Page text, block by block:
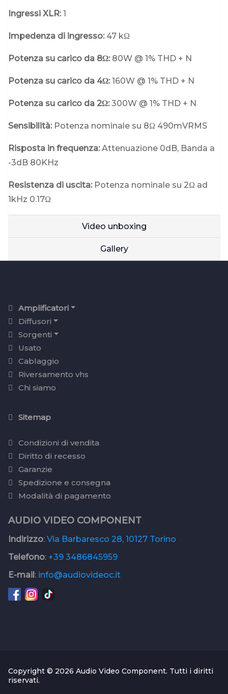
Ingressi XLR:1
Impedenza di ingresso: 47 kΩ
Potenza su carico da 8Ω: 80W @ 1% THD + N
Potenza su carico da 4Ω:160W @ 1% THD + N
Potenza su carico da 2Ω:300W @ 1% THD + N
Sensibilità: Potenza nominale su 8Ω 490mVRMS
Risposta in frequenza:Attenuazione 0dB, Banda a
-3dB 80KHz
Resistenza di uscita: Potenza nominale su 2Ω ad
1kHz 0.17Ω
Video unboxing
Gallery
Amplificatori
Diffusori
Sorgenti
Usato
Cablaggio
Riversamento vhs
Chi siamo
Sitemap
Condizioni di vendita
Diritto di recesso
Garanzie
Spedizione e consegna
Modalità di pagamento
AUDIO VIDEO COMPONENT
Indirizzo: Via Barbaresco 28, 10127 Torino
Telefono: +39 3486845959
E-mail: info@audiovideoc.it
Copyright © 2026 Audio Video Component. Tutti i diritti
riservati.